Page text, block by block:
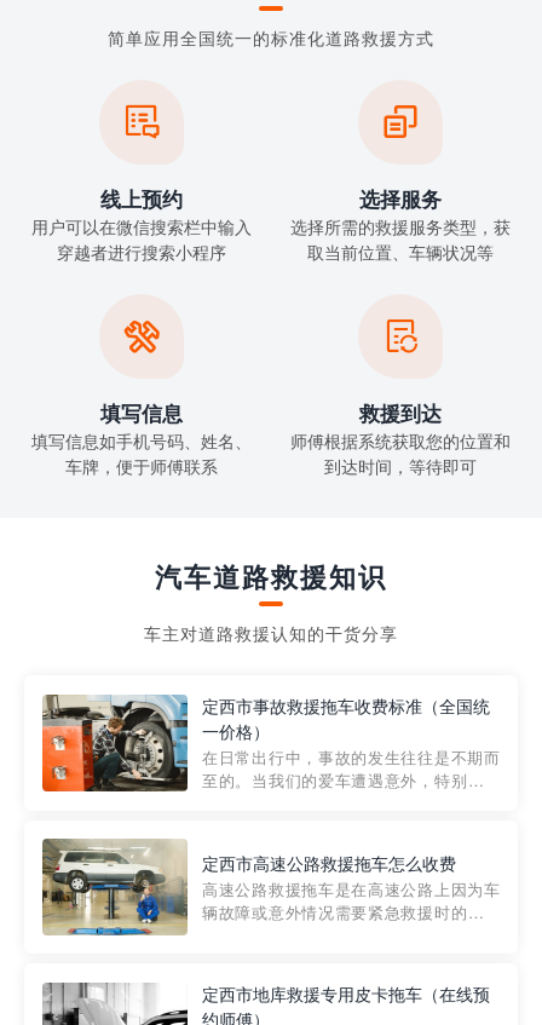
简单应用全国统一的标准化道路救援方式

线上预约
用户可以在微信搜索栏中输入
穿越者进行搜索小程序

选择服务
选择所需的救援服务类型，获
取当前位置、车辆状况等

填写信息
填写信息如手机号码、姓名、
车牌，便于师傅联系

救援到达
师傅根据系统获取您的位置和
到达时间，等待即可
汽车道路救援知识
车主对道路救援认知的干货分享
定西市事故救援拖车收费标准（全国统
一价格）
在日常出行中，事故的发生往往是不期而
至的。当我们的爱车遭遇意外，特别是在
细解析一下市区事故救援拖车的收费标
准，以及在选用拖车服务时应注...
定西市高速公路救援拖车怎么收费
高速公路救援拖车是在高速公路上因为车
辆故障或意外情况需要紧急救援时的必备
路救援拖车的收费标准是由当地交通管理
定西市地库救援专用皮卡拖车（在线预
约师傅）